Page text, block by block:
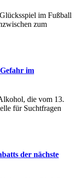
im Fußball
zum
im
die vom 13.
für Suchtfragen
der nächste